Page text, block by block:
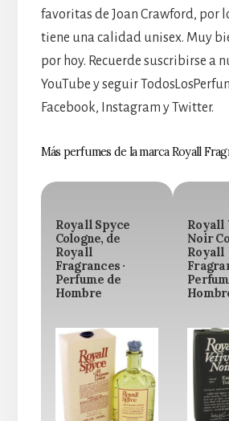
favoritas de Joan Crawford, por
tiene una calidad unisex. Muy
por hoy. Recuerde suscribirse a
YouTube y seguir
Facebook, Instagram y Twitter.
Más perfumes de la marca Royall
Royall Spyce
Cologne, de
Royall
Fragrances ·
Perfume de
Hombre
Royall
Noir
Royall